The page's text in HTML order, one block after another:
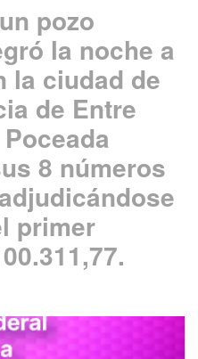
pozo
la noche a
la ciudad de
de Entre
8 números
primer